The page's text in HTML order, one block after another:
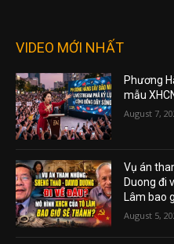
VIDEO MỚI NHẤT
Phương
mẫu
August 7,
Vụ án
Duong đi
Lâm bao
August 5,